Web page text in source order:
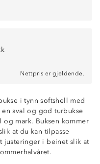
Nettpris er gjeldende.
i tynn softshell med
sval og god turbukse
mark. Buksen kommer
at du kan tilpasse
justeringer i beinet slik at
lår
og glidelås i livet
leggen